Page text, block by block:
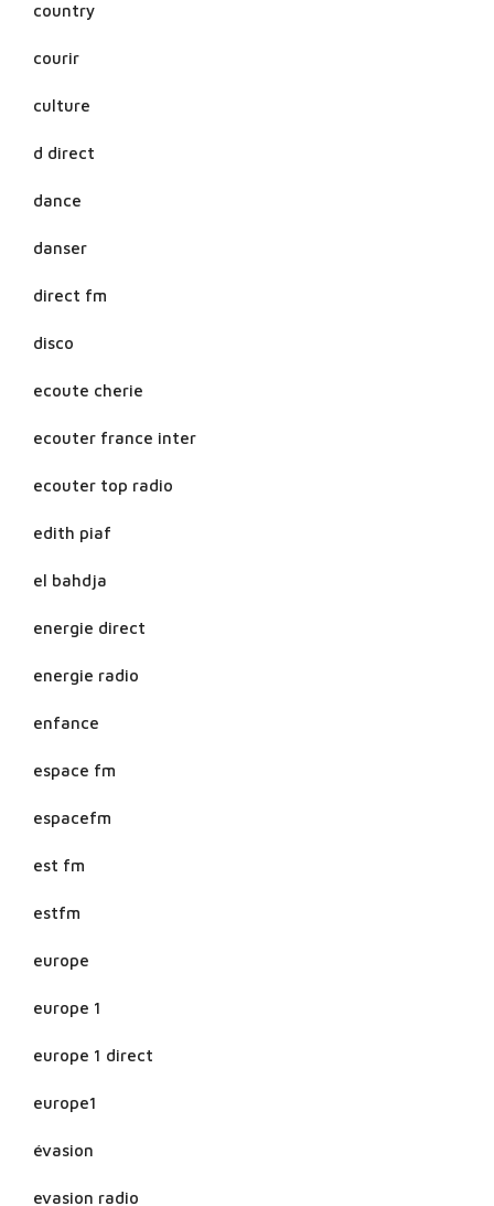
country
courir
culture
d direct
dance
danser
direct fm
disco
ecoute cherie
ecouter france inter
ecouter top radio
edith piaf
el bahdja
energie direct
energie radio
enfance
espace fm
espacefm
est fm
estfm
europe
europe 1
europe 1 direct
europe1
évasion
evasion radio